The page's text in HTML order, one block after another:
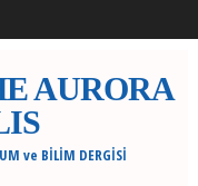
AURORA
ve BİLİM DERGİSİ